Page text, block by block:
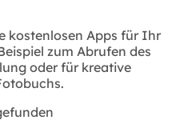
kostenlosen Apps für Ihr
zum Abrufen des
oder für kreative